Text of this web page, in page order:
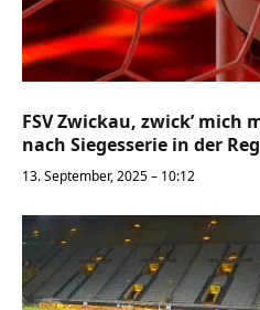
FSV Zwickau, zwick’ mich
nach Siegesserie in der
13. September, 2025 – 10:12